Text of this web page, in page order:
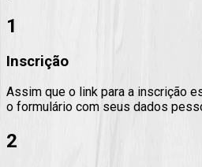
1
Inscrição
Assim que o link para a inscrição
o formulário com seus dados
2